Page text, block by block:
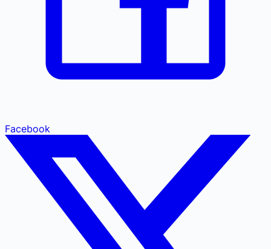
Facebook